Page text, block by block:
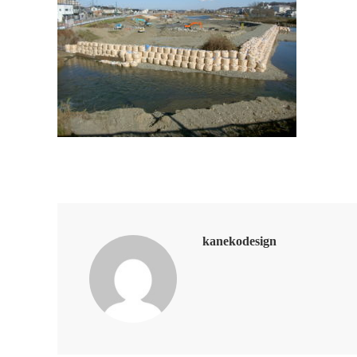
kanekodesign